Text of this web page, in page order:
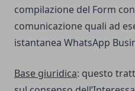
compilazione del Form
comunicazione quali ad
istantanea WhatsApp
Base giuridica: questo